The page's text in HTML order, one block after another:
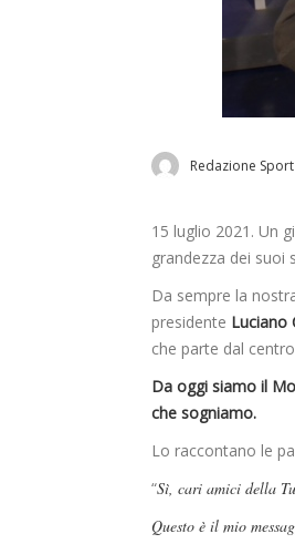
Redazione
15 luglio 2021. Un
grandezza dei suoi
Da sempre la
presidente Luciano
che parte dal
Da oggi siamo il
che sogniamo.
Lo raccontano le
“Sì, cari amici della
Questo è il mio